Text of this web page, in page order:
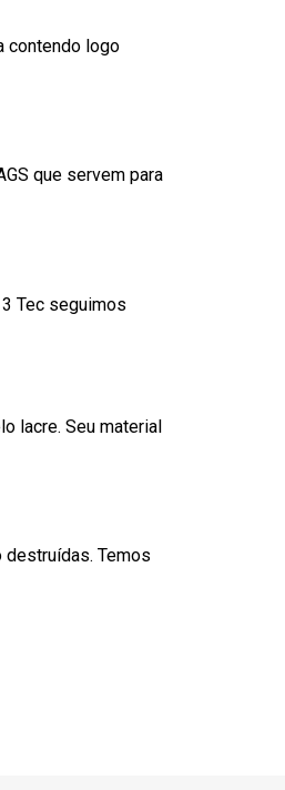
contendo logo
que servem para
Tec seguimos
lacre. Seu material
Temos